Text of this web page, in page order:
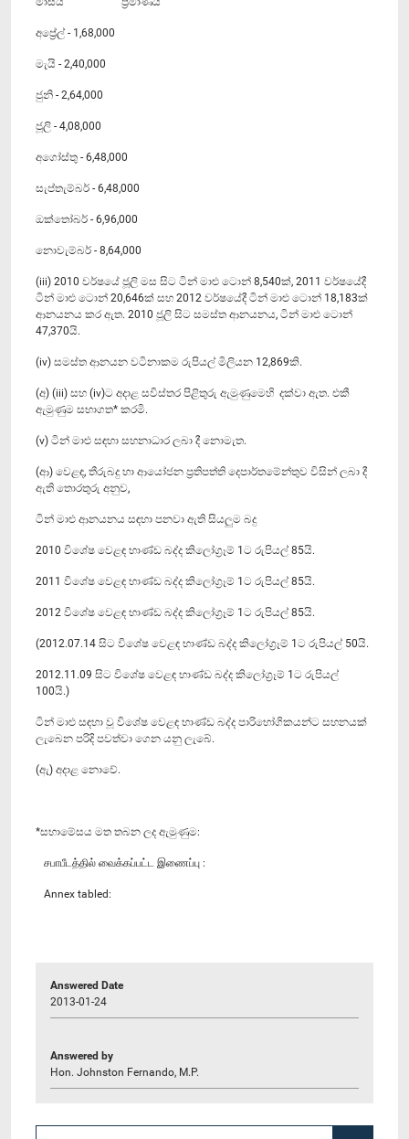
අප්‍රේල් - 1,68,000
මැයි - 2,40,000
ජුනි - 2,64,000
ජූලි - 4,08,000
අගෝස්තු - 6,48,000
සැප්තැම්බර් - 6,48,000
ඔක්තෝබර් - 6,96,000
නොවැම්බර් - 8,64,000
(iii) 2010 වර්ෂයේ ජූලි මස සිට ටින් මාළු ටොන් 8,540ක්, 2011 වර්ෂයේදී
ටින් මාළු ටොන් 20,646ක් සහ 2012 වර්ෂයේදී ටින් මාළු ටොන් 18,183ක්
ආනයනය කර ඇත. 2010 ජූලි සිට සමස්ත ආනයනය, ටින් මාළු ටොන්
47,370යි.
(iv) සමස්ත ආනයන වටිනාකම රුපියල් මිලියන 12,869කි.
(අ) (iii) සහ (iv)ට අදාළ සවිස්තර පිළිතුරු ඇමුණුමෙහි දක්වා ඇත. එකී
ඇමුණුම සභාගත* කරමි.
(v) ටින් මාළු සඳහා සහනාධාර ලබා දී නොමැත.
(ආ) වෙළඳ, තීරුබදු හා ආයෝජන ප්‍රතිපත්ති දෙපාර්තමේන්තුව විසින් ලබා දී
ඇති තොරතුරු අනුව,
ටින් මාළු ආනයනය සඳහා පනවා ඇති සියලුම බදු
2010 විශේෂ වෙළඳ භාණ්ඩ බද්ද කිලෝග්‍රෑම් 1ට රුපියල් 85යි.
2011 විශේෂ වෙළඳ භාණ්ඩ බද්ද කිලෝග්‍රෑම් 1ට රුපියල් 85යි.
2012 විශේෂ වෙළඳ භාණ්ඩ බද්ද කිලෝග්‍රෑම් 1ට රුපියල් 85යි.
(2012.07.14 සිට විශේෂ වෙළඳ භාණ්ඩ බද්ද කිලෝග්‍රෑම් 1ට රුපියල් 50යි.
2012.11.09 සිට විශේෂ වෙළඳ භාණ්ඩ බද්ද කිලෝග්‍රෑම් 1ට රුපියල්
100යි.)
ටින් මාළු සඳහා වූ විශේෂ වෙළඳ භාණ්ඩ බද්ද පාරිභෝගිකයන්ට සහනයක්
ලැබෙන පරිදි පවත්වා ගෙන යනු ලැබේ.
(ඇ) අදාළ නොවේ.
*සභාමේසය මත තබන ලද ඇමුණුම:
சபாபீடத்தில் வைக்கப்பட்ட இணைப்பு :
Annex tabled:
Answered Date
2013-01-24
Answered by
Hon. Johnston Fernando, M.P.